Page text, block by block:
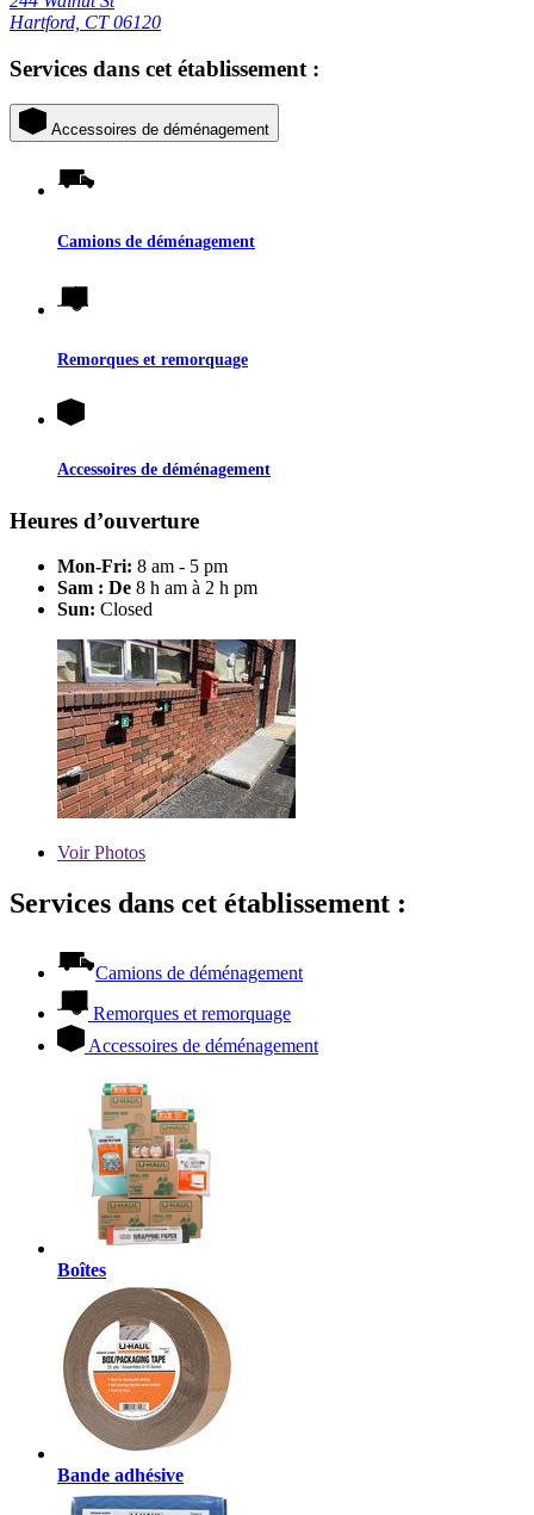
Hartford, CT 06120
Services dans cet établissement :
Accessoires de déménagement
Camions de déménagement
Remorques et remorquage
Accessoires de déménagement
Heures d’ouverture
Mon-Fri: 8 am - 5 pm
Sam : De 8 h am à 2 h pm
Sun: Closed
VoirPhotos
Services dans cet établissement :
Camions de déménagement
Remorques et remorquage
Accessoires de déménagement
Boîtes
Bande adhésive